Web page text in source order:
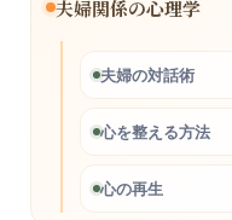
夫婦関係の心理学
夫婦の対話術
心を整える方法
心の再生